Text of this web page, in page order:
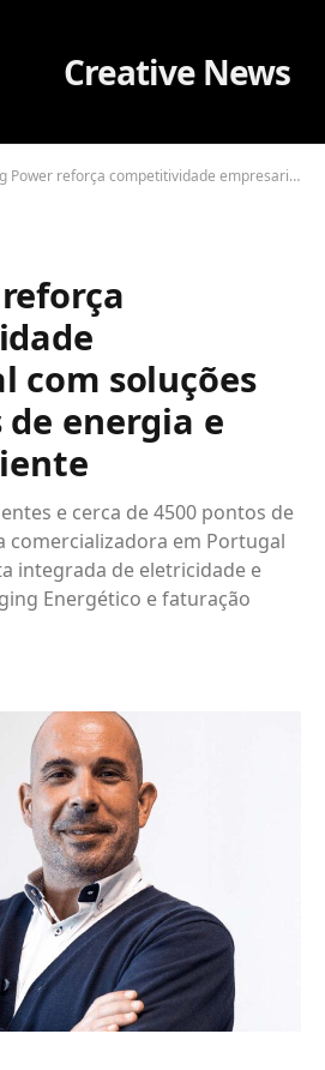
reforça competitividade empresarial com soluções inovadoras de energia e gestão eficiente
com soluções
energia e
e cerca de 4500 pontos de
comercializadora em Portugal
integrada de eletricidade e
Energético e faturação